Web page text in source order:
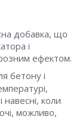
добавка, що
і
ефектом.
бетону і
коли
можливо,